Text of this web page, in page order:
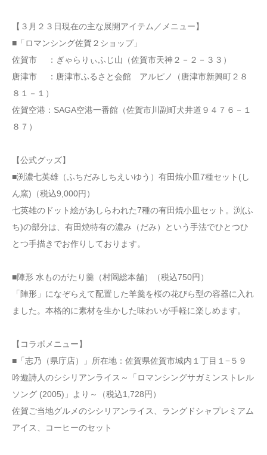
【３月２３日現在の主な展開アイテム／メニュー】
■「ロマンシング佐賀２ショップ」
佐賀市 ：ぎゃらりぃふじ山（佐賀市天神２－２－３３）
唐津市 ：唐津市ふるさと会館 アルピノ（唐津市新興町２８
８１－１）
佐賀空港：SAGA空港一番館（佐賀市川副町犬井道９４７６－１
８７）
【公式グッズ】
■渕濃七英雄（ふちだみしちえいゆう）有田焼小皿7種セット(し
ん窯)（税込9,000円）
七英雄のドット絵があしらわれた7種の有田焼小皿セット。渕(ふ
ち)の部分は、有田焼特有の濃み（だみ）という手法でひとつひ
とつ手描きでお作りしております。
■陣形 水ものがたり羹（村岡総本舗）（税込750円）
「陣形」になぞらえて配置した羊羹を桜の花びら型の容器に入れ
ました。本格的に素材を生かした味わいが手軽に楽しめます。
【コラボメニュー】
■「志乃（県庁店）」所在地：佐賀県佐賀市城内１丁目１−５９
吟遊詩人のシシリアンライス～「ロマンシングサガミンストレル
ソング (2005)」より～（税込1,728円）
佐賀ご当地グルメのシシリアンライス、ラングドシャプレミアム
アイス、コーヒーのセット